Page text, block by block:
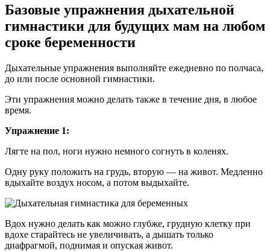
Базовые упражнения дыхательной
гимнастики для будущих мам на любом
сроке беременности
Дыхательные упражнения выполняйте ежедневно по полчаса,
до или после основной гимнастики.
Эти упражнения можно делать также в течение дня, в любое
время.
Упражнение 1:
Лягте на пол, ноги нужно немного согнуть в коленях.
Одну руку положить на грудь, вторую — на живот. Медленно
вдыхайте воздух носом, а потом выдыхайте.
Вдох нужно делать как можно глубже, грудную клетку при
вдохе старайтесь не увеличивать, а дышать только
диафрагмой, поднимая и опуская живот.